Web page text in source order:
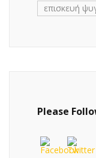
επισκευή
Please